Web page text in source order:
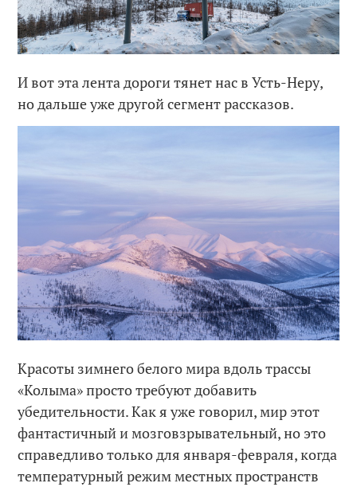
И вот эта лента дороги тянет нас в Усть-Неру,
но дальше уже другой сегмент рассказов.
Красоты зимнего белого мира вдоль трассы
«Колыма» просто требуют добавить
убедительности. Как я уже говорил, мир этот
фантастичный и мозговзрывательный, но это
справедливо только для января-февраля, когда
температурный режим местных пространств